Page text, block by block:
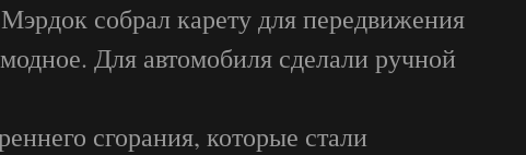
собрал карету для передвижения
Для автомобиля сделали ручной
сгорания, которые стали